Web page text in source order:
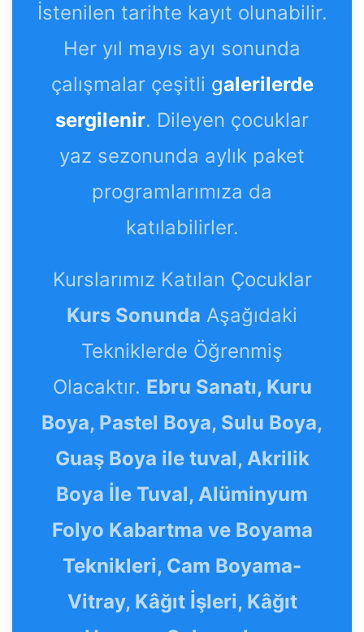
İstenilen tarihte kayıt olunabilir.
Her yıl mayıs ayı sonunda
çalışmalar çeşitli galerilerde
sergilenir. Dileyen çocuklar
yaz sezonunda aylık paket
programlarımıza da
katılabilirler.
Kurslarımız Katılan Çocuklar
Kurs Sonunda Aşağıdaki
Tekniklerde Öğrenmiş
Olacaktır. Ebru Sanatı, Kuru
Boya, Pastel Boya, Sulu Boya,
Guaş Boya ile tuval, Akrilik
Boya İle Tuval, Alüminyum
Folyo Kabartma ve Boyama
Teknikleri, Cam Boyama-
Vitray, Kâğıt İşleri, Kâğıt